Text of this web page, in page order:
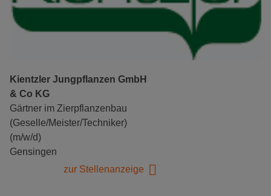
Kientzler Jungpflanzen GmbH
& Co KG
Gärtner im Zierpflanzenbau
(Geselle/Meister/Techniker)
(m/w/d)
Gensingen
zur Stellenanzeige